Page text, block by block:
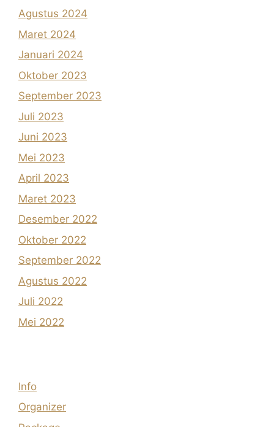
Agustus 2024
Maret 2024
Januari 2024
Oktober 2023
September 2023
Juli 2023
Juni 2023
Mei 2023
April 2023
Maret 2023
Desember 2022
Oktober 2022
September 2022
Agustus 2022
Juli 2022
Mei 2022
Info
Organizer